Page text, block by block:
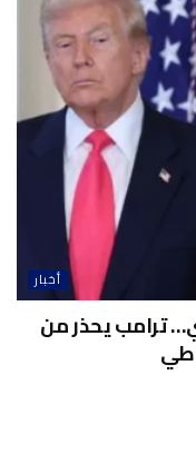
أخبار
ترامب يحذر من